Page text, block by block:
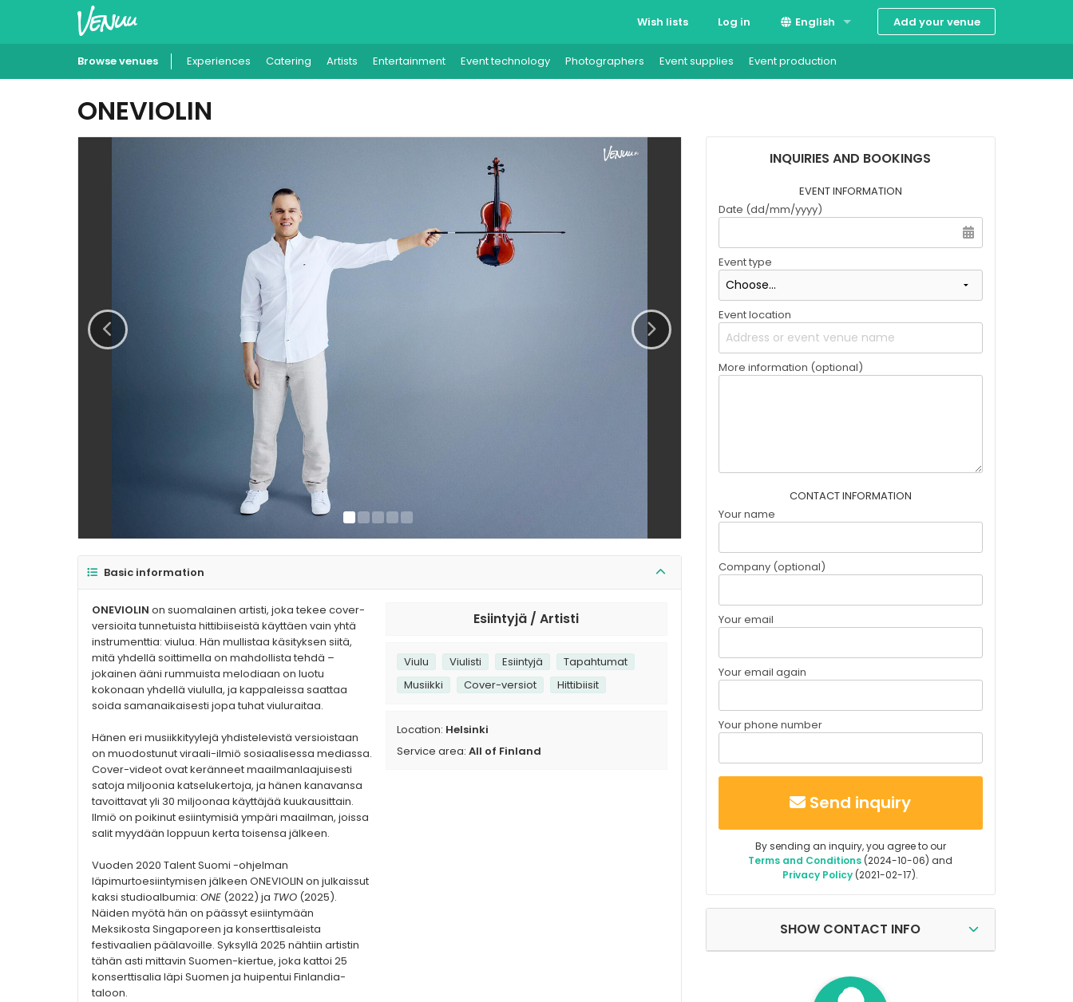
Wish lists Log in English
Suomi
Add your venue
Browse venues Experiences Catering Artists Entertainment Event technology Photographers Event supplies Event production
ONEVIOLIN
Basic information
ONEVIOLIN on suomalainen artisti, joka tekee cover-
versioita tunnetuista hittibiiseistä käyttäen vain yhtä
instrumenttia: viulua. Hän mullistaa käsityksen siitä,
mitä yhdellä soittimella on mahdollista tehdä –
jokainen ääni rummuista melodiaan on luotu
kokonaan yhdellä viululla, ja kappaleissa saattaa
soida samanaikaisesti jopa tuhat viuluraitaa.
Hänen eri musiikkityylejä yhdistelevistä versioistaan
on muodostunut viraali-ilmiö sosiaalisessa mediassa.
Cover-videot ovat keränneet maailmanlaajuisesti
satoja miljoonia katselukertoja, ja hänen kanavansa
tavoittavat yli 30 miljoonaa käyttäjää kuukausittain.
Ilmiö on poikinut esiintymisiä ympäri maailman, joissa
salit myydään loppuun kerta toisensa jälkeen.
Vuoden 2020 Talent Suomi -ohjelman
läpimurtoesiintymisen jälkeen ONEVIOLIN on julkaissut
kaksi studioalbumia: ONE (2022) ja TWO (2025).
Näiden myötä hän on päässyt esiintymään
Meksikosta Singaporeen ja konserttisaleista
festivaalien päälavoille. Syksyllä 2025 nähtiin artistin
tähän asti mittavin Suomen-kiertue, joka kattoi 25
konserttisalia läpi Suomen ja huipentui Finlandia-
taloon.
Esiintyjä / Artisti
Viulu Viulisti Esiintyjä
Tapahtumat
Musiikki
Cover-versiot Hittibiisit
Location: Helsinki
Service area: All of Finland
INQUIRIES AND BOOKINGS
EVENT INFORMATION
Date (dd/mm/yyyy)
Event type
Event location
More information (optional)
CONTACT INFORMATION
Your name
Company (optional)
Your email
Your email again
Your phone number
Send inquiry
By sending an inquiry, you agree to our
Terms and Conditions (2024-10-06) and
Privacy Policy (2021-02-17).
SHOW CONTACT INFO